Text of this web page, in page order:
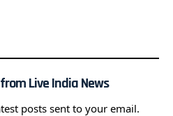
Live India News
posts sent to your email.